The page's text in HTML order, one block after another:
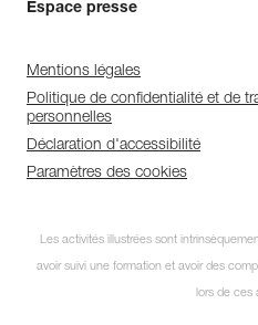
Espace presse
Mentions légales
Politique de confidentialité et de
personnelles
Déclaration d'accessibilité
Paramètres des cookies
Les activités illustrées sont
avoir suivi une formation et avoir des
lors de ces